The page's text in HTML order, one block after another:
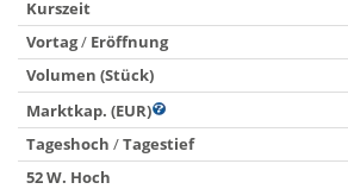
Kurszeit
Vortag/ Eröffnung
Volumen (Stück)
Marktkap. (EUR)
Tageshoch /Tagestief
52 W. Hoch